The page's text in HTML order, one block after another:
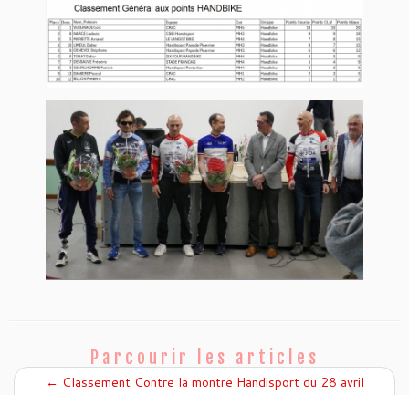
Parcourir les articles
← Classement Contre la montre Handisport du 28 avril